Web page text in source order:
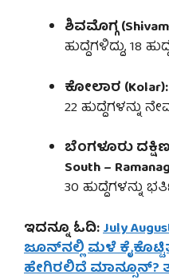
ಶಿವಮೊಗ್ಗ
ಹುದ್ದೆಗಳಿದ್ದು, 18
ಕೋಲಾರ (Kolar):
22 ಹುದ್ದೆಗಳನ್ನು
ಬೆಂಗಳೂರು
South –
30 ಹುದ್ದೆಗಳನ್ನು
ಇದನ್ನೂ ಓದಿ:July
ಜೂನ್‌ನಲ್ಲಿ ಮಳೆ
ಹೇಗಿರಲಿದೆ ಮಾನ್ಸೂನ್?